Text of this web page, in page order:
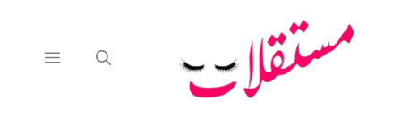
القائمة